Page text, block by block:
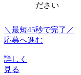
ださい
＼最短45秒で完了／
応募へ進む
詳しく
見る